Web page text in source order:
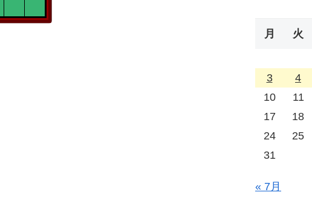
月 火
3
4
10
11
17
18
24
25
31
« 7月